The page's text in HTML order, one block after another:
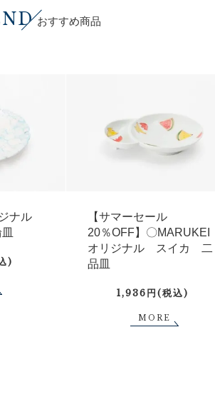
おすすめ商品
ナル
)
【サマーセール
20％OFF】〇MARUKEI
オリジナル スイカ 二
品皿
1,936円(税込)
MORE